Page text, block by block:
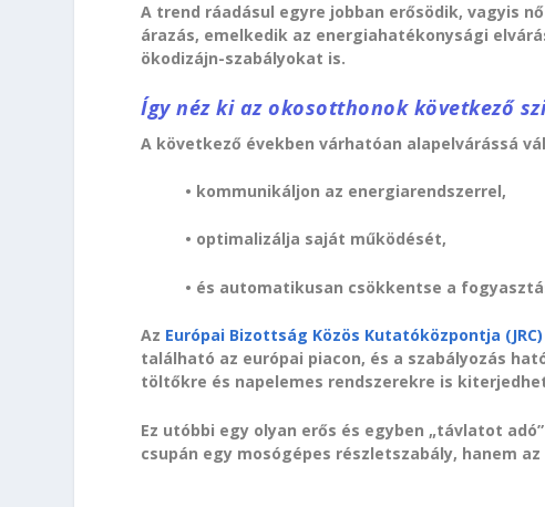
A trend ráadásul egyre jobban erősödik, vagyis
árazás, emelkedik az energiahatékonysági
ökodizájn-szabályokat is.
Így néz ki az okosotthonok következő
A következő években várhatóan alapelvárássá
• kommunikáljon az energiarendszerrel,
• optimalizálja saját működését,
• és automatikusan csökkentse a
Az Európai Bizottság Közös Kutatóközpontja (JRC)
található az európai piacon, és a szabályozás
töltőkre és napelemes rendszerekre is
Ez utóbbi egy olyan erős és egyben „távlatot
csupán egy mosógépes részletszabály, hanem